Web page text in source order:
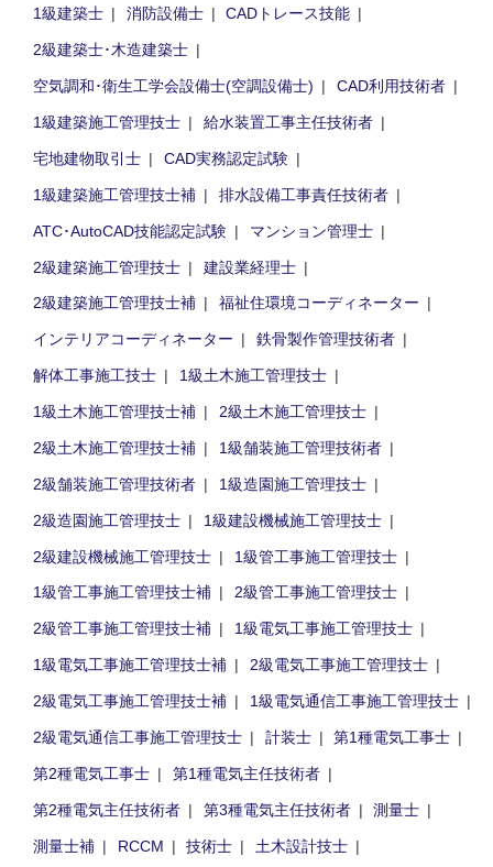
1級建築士
消防設備士
CADトレース技能
2級建築士･木造建築士
空気調和･衛生工学会設備士(空調設備士)
CAD利用技術者
1級建築施工管理技士
給水装置工事主任技術者
宅地建物取引士
CAD実務認定試験
1級建築施工管理技士補
排水設備工事責任技術者
ATC･AutoCAD技能認定試験
マンション管理士
2級建築施工管理技士
建設業経理士
2級建築施工管理技士補
福祉住環境コーディネーター
インテリアコーディネーター
鉄骨製作管理技術者
解体工事施工技士
1級土木施工管理技士
1級土木施工管理技士補
2級土木施工管理技士
2級土木施工管理技士補
1級舗装施工管理技術者
2級舗装施工管理技術者
1級造園施工管理技士
2級造園施工管理技士
1級建設機械施工管理技士
2級建設機械施工管理技士
1級管工事施工管理技士
1級管工事施工管理技士補
2級管工事施工管理技士
2級管工事施工管理技士補
1級電気工事施工管理技士
1級電気工事施工管理技士補
2級電気工事施工管理技士
2級電気工事施工管理技士補
1級電気通信工事施工管理技士
2級電気通信工事施工管理技士
計装士
第1種電気工事士
第2種電気工事士
第1種電気主任技術者
第2種電気主任技術者
第3種電気主任技術者
測量士
測量士補
RCCM 技術士
土木設計技士